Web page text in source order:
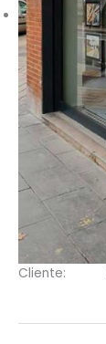
Cliente: